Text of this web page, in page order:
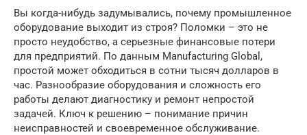
Вы когда-нибудь задумывались, почему промышленное
оборудование выходит из строя? Поломки – это не
просто неудобство, а серьезные финансовые потери
для предприятий. По данным Manufacturing Global,
простой может обходиться в сотни тысяч долларов в
час. Разнообразие оборудования и сложность его
работы делают диагностику и ремонт непростой
задачей. Ключ к решению – понимание причин
неисправностей и своевременное обслуживание.